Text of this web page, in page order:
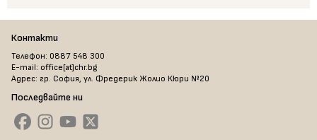
Контакти
Телефон: 0887 548 300
E-mail: office[at]chr.bg
Адрес: гр. София, ул. Фредерик Жолио Кюри №20
Последвайте ни